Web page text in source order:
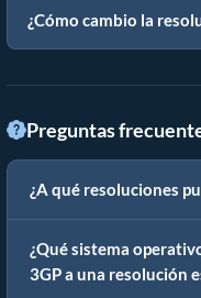
¿Cómo cambio la
Preguntas
¿A qué resoluciones
¿Qué sistema
3GP a una resolución